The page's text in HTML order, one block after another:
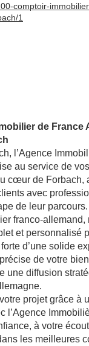
comptoir-
1
de France
l’Agence
au service de
cœur de Forbach,
avec
de leur parcours.
franco-allemand,
et personnalisé
d’une solide
de votre
une diffusion
projet grâce à
l’Agence
à votre
les meilleures